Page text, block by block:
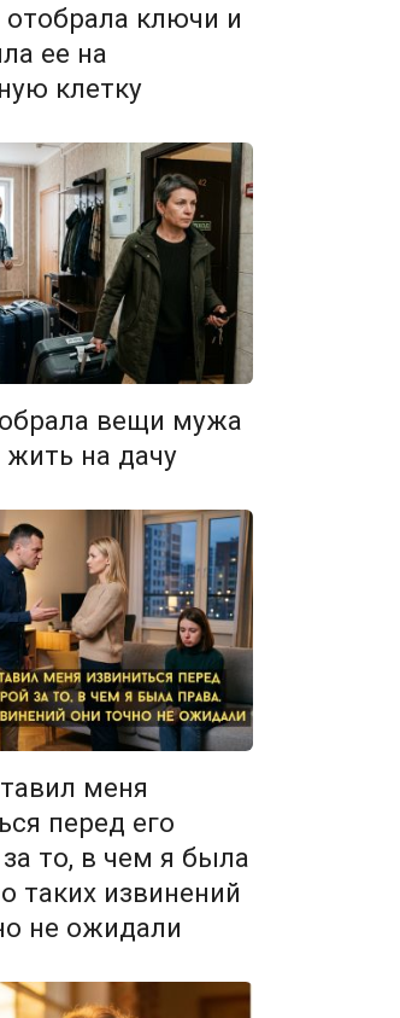
отобрала ключи и
ее на
клетку
вещи мужа
жить на дачу
меня
перед его
то, в чем я была
таких извинений
не ожидали